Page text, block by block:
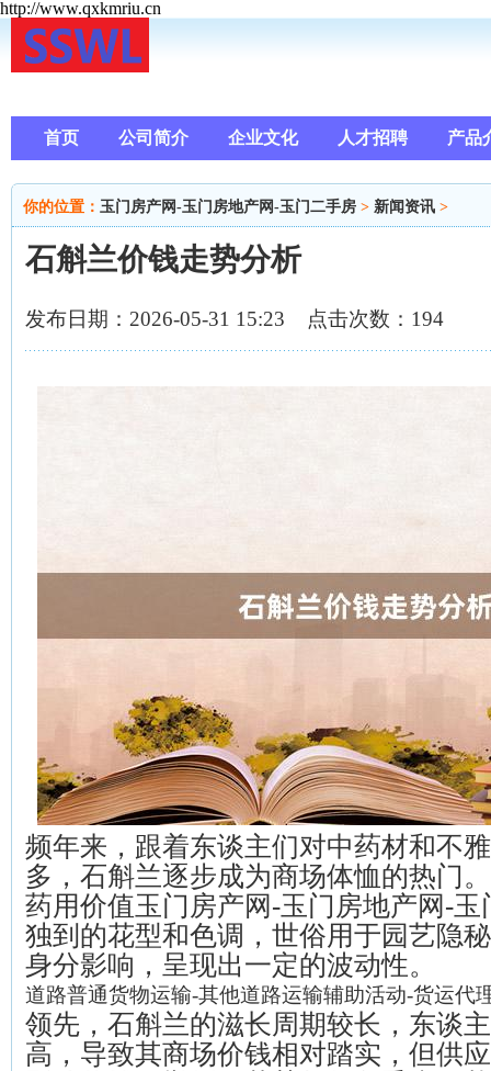
http://www.qxkmriu.cn
首页 公司简介 企业文化 人才招聘 产品
你的位置： 玉门房产网-玉门房地产网-玉门二手房 > 新闻资讯 >
石斛兰价钱走势分析
发布日期：2026-05-31 15:23 点击次数：194
频年来，跟着东谈主们对中药材和不
多，石斛兰逐步成为商场体恤的热门
药用价值玉门房产网-玉门房地产网-
独到的花型和色调，世俗用于园艺隐
身分影响，呈现出一定的波动性。
道路普通货物运输-其他道路运输辅助活动-货运代
领先，石斛兰的滋长周期较长，东谈
高，导致其商场价钱相对踏实，但供